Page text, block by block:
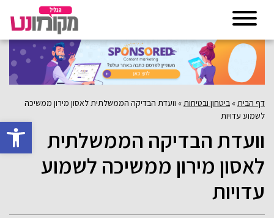
פתח
דף הבית » ביטחון ובטיחות » וועדת הבדיקה הממשלתית לאסון מירון ממשיכה
לשמוע עדויות
וועדת הבדיקה הממשלתית
לאסון מירון ממשיכה לשמוע
עדויות